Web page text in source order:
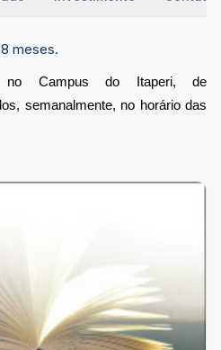
meses.
Campus do Itaperi, de
semanalmente, no horário das